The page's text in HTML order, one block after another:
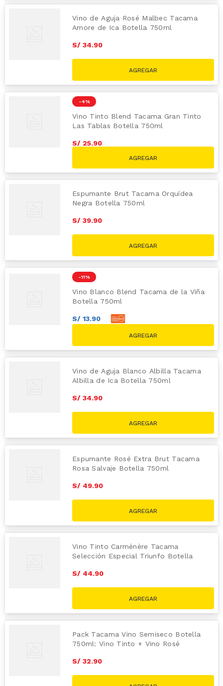
Vino de Aguja Rosé Malbec Tacama
Amore de Ica Botella 750ml
S/ 34.90
-4 %
Vino Tinto Blend Tacama Gran Tinto
Las Tablas Botella 750ml
S/ 25.90
Espumante Brut Tacama Orquídea
Negra Botella 750ml
S/ 39.90
-11 %
Vino Blanco Blend Tacama de la Viña
Botella 750ml
S/ 13.90
S/
Vino de Aguja Blanco Albilla Tacama
Albilla de Ica Botella 750ml
S/ 34.90
Espumante Rosé Extra Brut Tacama
Rosa Salvaje Botella 750ml
S/ 49.90
Vino Tinto Carménère Tacama
Selección Especial Triunfo Botella
S/ 44.90
Pack Tacama Vino Semiseco Botella
750ml: Vino Tinto + Vino Rosé
S/ 32.90